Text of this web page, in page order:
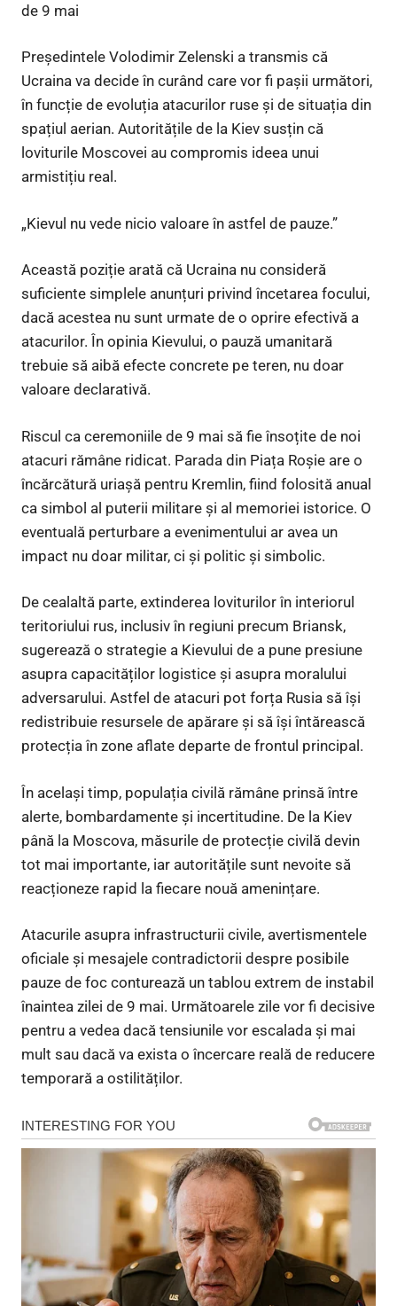
de 9 mai
Președintele Volodimir Zelenski a transmis că
Ucraina va decide în curând care vor fi pașii următori,
în funcție de evoluția atacurilor ruse și de situația din
spațiul aerian. Autoritățile de la Kiev susțin că
loviturile Moscovei au compromis ideea unui
armistițiu real.
„Kievul nu vede nicio valoare în astfel de pauze.”
Această poziție arată că Ucraina nu consideră
suficiente simplele anunțuri privind încetarea focului,
dacă acestea nu sunt urmate de o oprire efectivă a
atacurilor. În opinia Kievului, o pauză umanitară
trebuie să aibă efecte concrete pe teren, nu doar
valoare declarativă.
Riscul ca ceremoniile de 9 mai să fie însoțite de noi
atacuri rămâne ridicat. Parada din Piața Roșie are o
încărcătură uriașă pentru Kremlin, fiind folosită anual
ca simbol al puterii militare și al memoriei istorice. O
eventuală perturbare a evenimentului ar avea un
impact nu doar militar, ci și politic și simbolic.
De cealaltă parte, extinderea loviturilor în interiorul
teritoriului rus, inclusiv în regiuni precum Briansk,
sugerează o strategie a Kievului de a pune presiune
asupra capacităților logistice și asupra moralului
adversarului. Astfel de atacuri pot forța Rusia să își
redistribuie resursele de apărare și să își întărească
protecția în zone aflate departe de frontul principal.
În același timp, populația civilă rămâne prinsă între
alerte, bombardamente și incertitudine. De la Kiev
până la Moscova, măsurile de protecție civilă devin
tot mai importante, iar autoritățile sunt nevoite să
reacționeze rapid la fiecare nouă amenințare.
Atacurile asupra infrastructurii civile, avertismentele
oficiale și mesajele contradictorii despre posibile
pauze de foc conturează un tablou extrem de instabil
înaintea zilei de 9 mai. Următoarele zile vor fi decisive
pentru a vedea dacă tensiunile vor escalada și mai
mult sau dacă va exista o încercare reală de reducere
temporară a ostilităților.